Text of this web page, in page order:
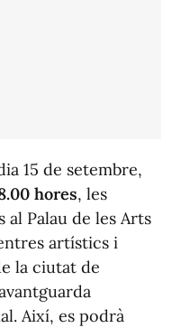
15 de setembre,
hores, les
al Palau de les Arts
artístics i
la ciutat de
Així, es podrà